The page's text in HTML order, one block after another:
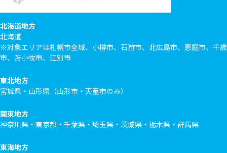
北海道地方
北海道
※対象エリアは札幌市全域、小樽市、石狩市、北広島市、恵庭市、千歳
市、苫小牧市、江別市
東北地方
宮城県・山形県（山形市・天童市のみ）
関東地方
神奈川県・東京都・千葉県・埼玉県・茨城県・栃木県・群馬県
東海地方